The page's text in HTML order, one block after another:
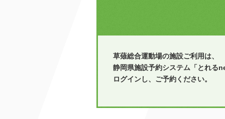
草薙総合運動場の施設ご利用は、
静岡県施設予約システム「とれる
ログインし、ご予約ください。